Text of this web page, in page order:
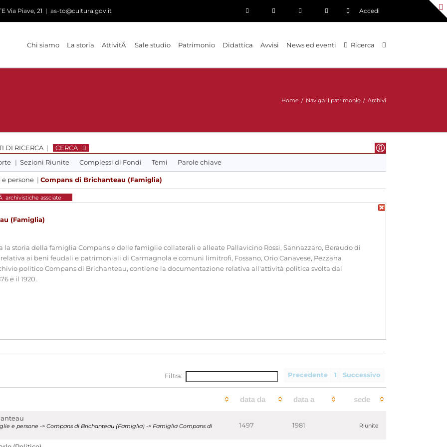
Via Piave, 21 | as-to@cultura.gov.it Accedi
Chi siamo La storia AttivitÃ Sale studio Patrimonio Didattica Avvisi News ed eventi Ricerca
Home / Naviga il patrimonio / Archivi
DI RICERCA |
CERCA
| Sezioni Riunite Complessi di Fondi Temi Parole chiave
persone | Compans di Brichanteau (Famiglia)
archivistiche assciate
(Famiglia)
storia della famiglia Compans e delle famiglie collaterali e alleate Pallavicino Rossi, Sannazzaro, Beraudo di
ai beni feudali e patrimoniali di Carmagnola e comuni limitrofi, Fossano, Orio Canavese, Pezzana
politico Compans di Brichanteau, contiene la documentazione relativa all'attività politica svolta dal
e il 1920.
famiglia, dall’ammiraglio Vito Piscitelli Taeggi, marito di una delle figlie di Carlo Compans, Gabriella. Pervenne
L'archivio famigliare risulta diviso in 14 categorie. Il nucleo essenziale è costituito dalle categorie 4 e 6,
Precedente
1 Successivo
Filtra:
data da data a sede
e persone -> Compans di Brichanteau (Famiglia) -> Famiglia Compans di
1497 1981 Riunite